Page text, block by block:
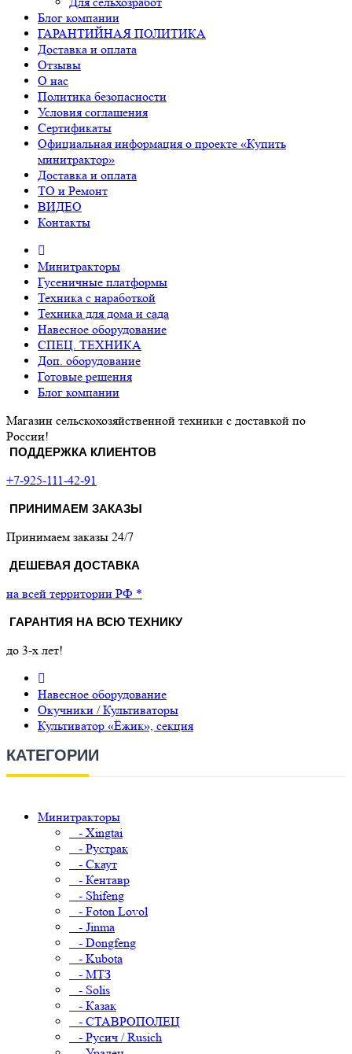
Блог компании
ГАРАНТИЙНАЯ ПОЛИТИКА
Доставка и оплата
Отзывы
О нас
Политика безопасности
Условия соглашения
Сертификаты
Официальная информация о проекте «Купить
минитрактор»
Доставка и оплата
ТО и Ремонт
ВИДЕО
Контакты
Минитракторы
Гусеничные платформы
Техника с наработкой
Техника для дома и сада
Навесное оборудование
СПЕЦ. ТЕХНИКА
Доп. оборудование
Готовые решения
Блог компании
Магазин сельскохозяйственной техники с доставкой по
России!
ПОДДЕРЖКА КЛИЕНТОВ
+7-925-111-42-91
ПРИНИМАЕМ ЗАКАЗЫ
Принимаем заказы 24/7
ДЕШЕВАЯ ДОСТАВКА
на всей территории РФ *
ГАРАНТИЯ НА ВСЮ ТЕХНИКУ
до 3-х лет!
Навесное оборудование
Окучники / Культиваторы
Культиватор «Ёжик», секция
КАТЕГОРИИ
Минитракторы
- Xingtai
- Рустрак
- Скаут
- Кентавр
- Shifeng
- Foton Lovol
- Jinma
- Dongfeng
- Kubota
- МТЗ
- Solis
- Казак
- СТАВРОПОЛЕЦ
- Русич / Rusich